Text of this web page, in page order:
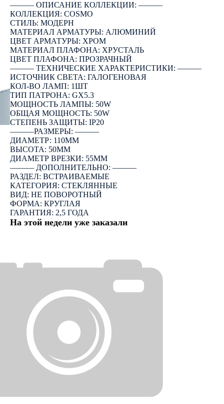
――― ОПИСАНИЕ КОЛЛЕКЦИИ: ―――
КОЛЛЕКЦИЯ: COSMO
СТИЛЬ: МОДЕРН
МАТЕРИАЛ АРМАТУРЫ: АЛЮМИНИЙ
ЦВЕТ АРМАТУРЫ: ХРОМ
МАТЕРИАЛ ПЛАФОНА: ХРУСТАЛЬ
ЦВЕТ ПЛАФОНА: ПРОЗРАЧНЫЙ
――― ТЕХНИЧЕСКИЕ ХАРАКТЕРИСТИКИ: ―――
ИСТОЧНИК СВЕТА: ГАЛОГЕНОВАЯ
КОЛ-ВО ЛАМП: 1ШТ
ТИП ПАТРОНА: GX5.3
МОЩНОСТЬ ЛАМПЫ: 50W
ОБЩАЯ МОЩНОСТЬ: 50W
СТЕПЕНЬ ЗАЩИТЫ: IP20
―――РАЗМЕРЫ: ―――
ДИАМЕТР: 110ММ
ВЫСОТА: 50ММ
ДИАМЕТР ВРЕЗКИ: 55ММ
――― ДОПОЛНИТЕЛЬНО: ―――
РАЗДЕЛ: ВСТРАИВАЕМЫЕ
КАТЕГОРИЯ: СТЕКЛЯННЫЕ
ВИД: НЕ ПОВОРОТНЫЙ
ФОРМА: КРУГЛАЯ
ГАРАНТИЯ: 2,5 ГОДА
На этой недели уже заказали